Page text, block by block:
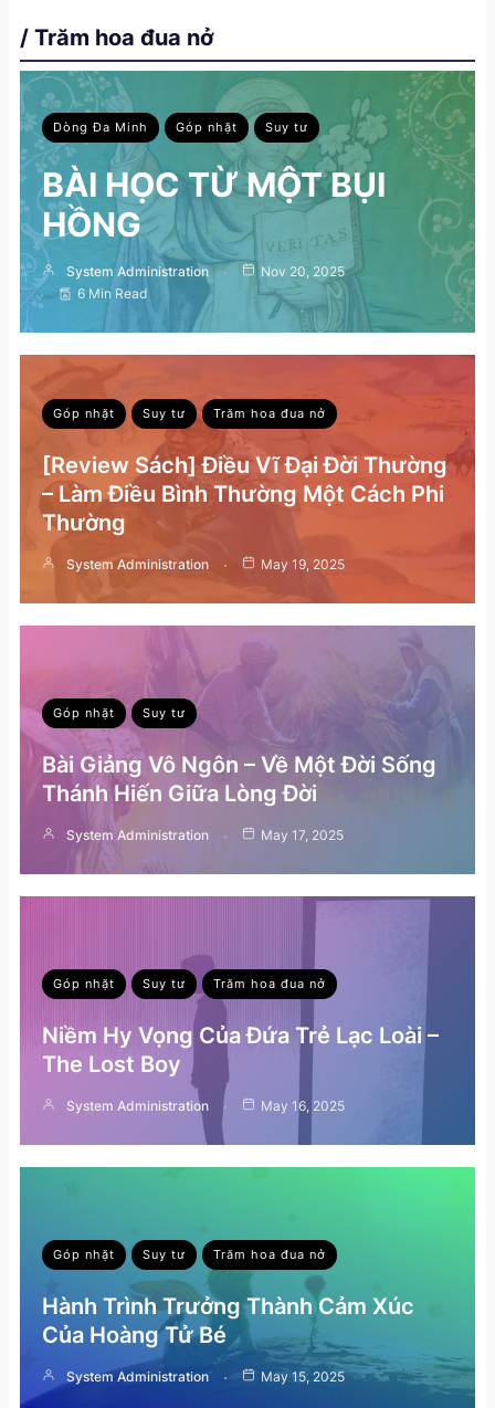
/ Trăm hoa đua nở
Dòng Đa Minh Góp nhặt Suy tư
BÀI HỌC TỪ MỘT BỤI
HỒNG
System Administration
Nov 20, 2025
6 Min Read
Góp nhặt Suy tư Trăm hoa đua nở
[Review Sách] Điều Vĩ Đại Đời Thường
– Làm Điều Bình Thường Một Cách Phi
Thường
System Administration May 19, 2025
Góp nhặt Suy tư
Bài Giảng Vô Ngôn – Về Một Đời Sống
Thánh Hiến Giữa Lòng Đời
System Administration May 17, 2025
Góp nhặt Suy tư Trăm hoa đua nở
Niềm Hy Vọng Của Đứa Trẻ Lạc Loài –
The Lost Boy
System Administration May 16, 2025
Góp nhặt Suy tư Trăm hoa đua nở
Hành Trình Trưởng Thành Cảm Xúc
Của Hoàng Tử Bé
System Administration May 15, 2025